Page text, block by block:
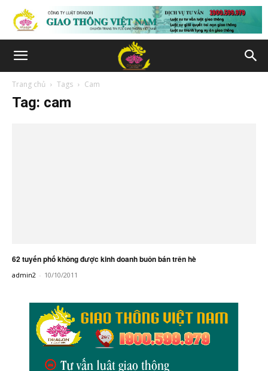
Trang chủ Tags Cam
Tag: cam
62 tuyến phố không được kinh doanh buôn bán trên hè
admin2 - 10/10/2011